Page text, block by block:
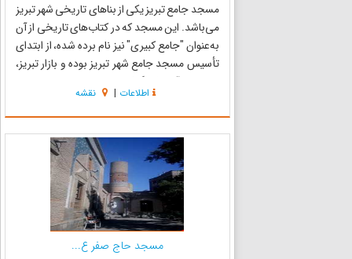
مسجد جامع تبریز یکی از بناهای تاریخی شهر تبریز
می‌باشد. این مسجد که در کتاب‌های تاریخی از آن
به‌عنوان "جامع کبیری" نیز نام برده شده، از ابتدای
تأسیس مسجد جامع شهر تبریز بوده و بازار تبریز،
دور تا دور آن شکل گرفته‌است. قدمت مسجد جامع
تبریز به دوره سلجوقیان تا دوره قاجار بر می‌گردد و
در...
اطلاعات | نقشه
مسجد حاج صفر ع...